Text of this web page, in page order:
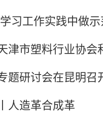
习工作实践中做
津市塑料行业协会
题研讨会在昆明召
人造革合成革